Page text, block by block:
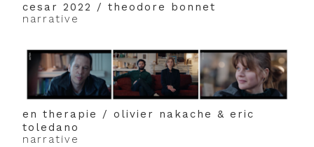
cesar 2022 / theodore bonnet
narrative
en therapie / olivier nakache & eric
toledano
narrative